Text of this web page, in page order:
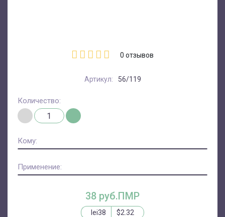
0 отзывов
Артикул: 56/119
38 руб.ПМР
lei38 $2.32
Количество:
Кому:
Применение: